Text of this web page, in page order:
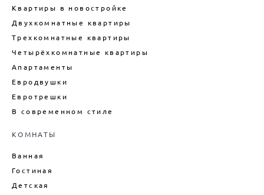
НОВОСТРОЙКЕ
ТЕХНИЧЕСКИЙ ДИЗАЙН
КВАРТИРЫ
ВНУТРЕННИЙ ИНТЕРЬЕР
ДИЗАЙН БОЛЬШОГО ДОМА
ДИЗАЙН ДОМА ПОД КЛЮЧ
ДИЗАЙН ИНТЕРЬЕРА ДАЧИ
ПОДБОР МЕБЕЛИ ДЛЯ ИНТЕРЬЕРА
ВАННОЙ
Квартиры в новостройке
Двухкомнатные квартиры
Трехкомнатные квартиры
Четырёхкомнатные квартиры
Апартаменты
Евродвушки
Евротрешки
В современном стиле
КОМНАТЫ
Ванная
Гостиная
Детская